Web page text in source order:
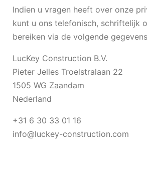
Indien u vragen heeft over onze
kunt u ons telefonisch, schriftelijk
bereiken via de volgende
LucKey Construction B.V.
Pieter Jelles Troelstralaan 22
1505 WG Zaandam
Nederland
+31 6 30 33 01 16
info@luckey-construction.com